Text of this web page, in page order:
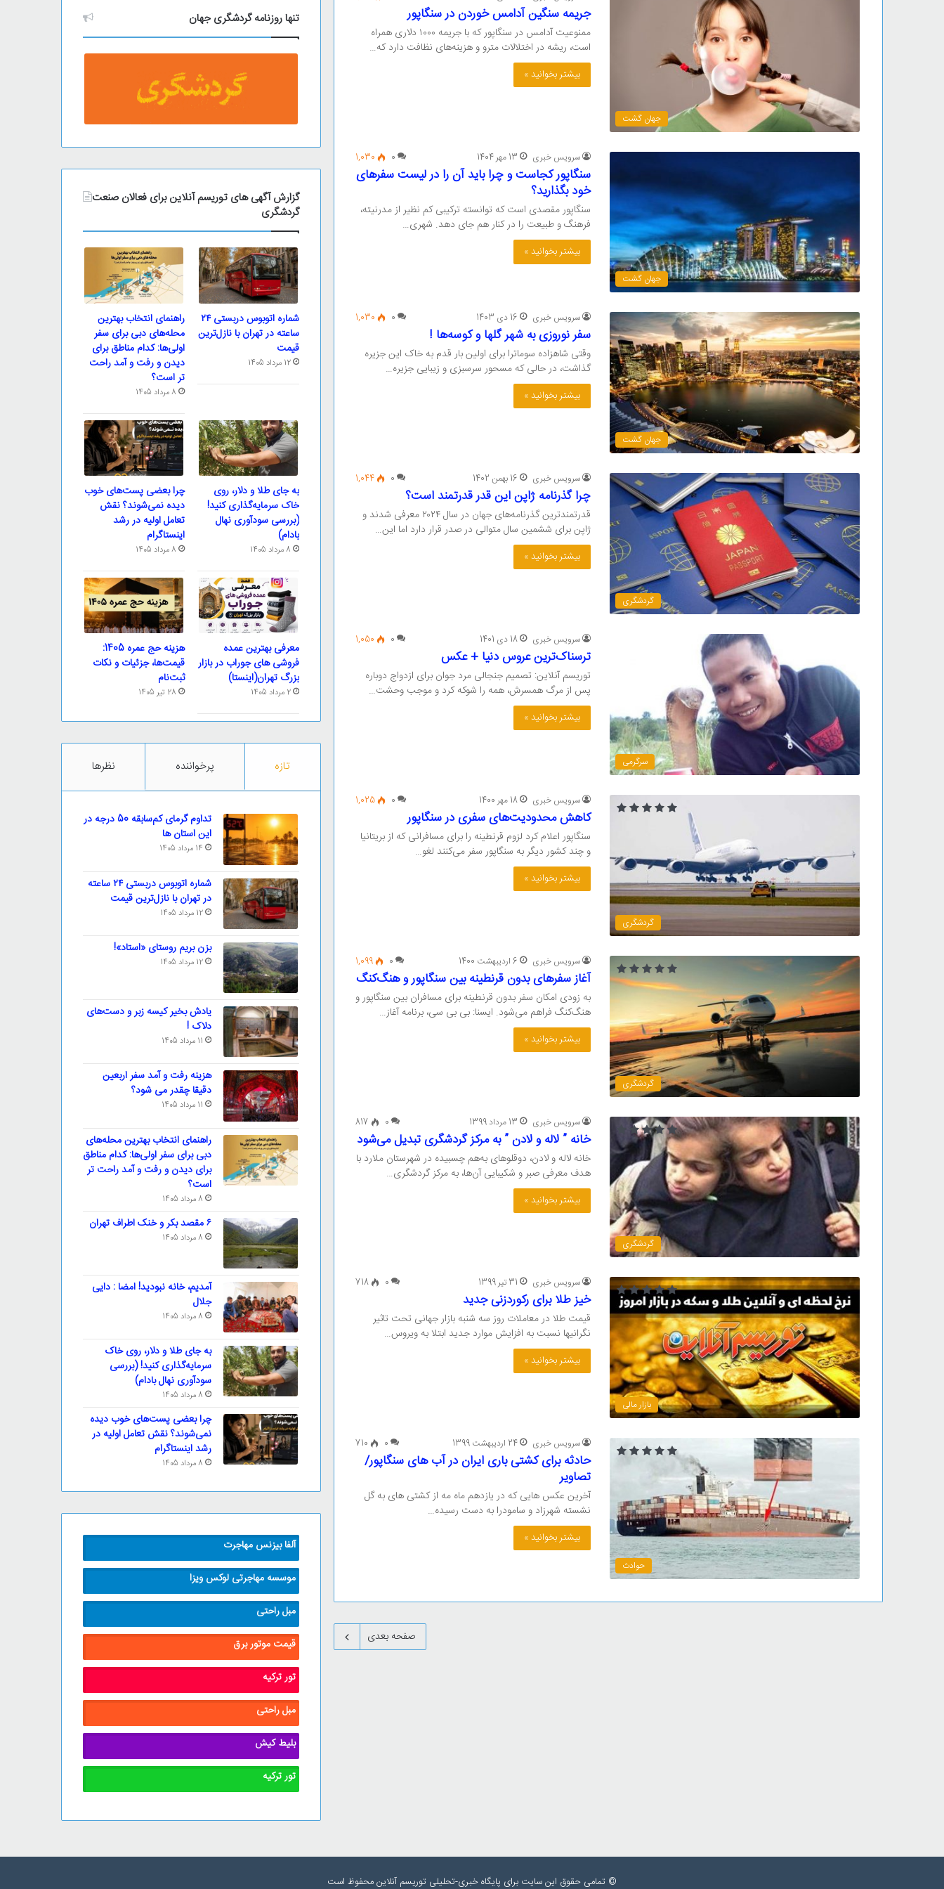
جهان گشت
جریمه سنگین آدامس خوردن در سنگاپور
ممنوعیت آدامس در سنگاپور که با جریمه ۱۰۰۰ دلاری همراه
است، ریشه در اختلالات مترو و هزینه‌های نظافت دارد که…
بیشتر بخوانید »
جهان گشت
سرویس خبری 13 مهر 1404 0
1,030
سنگاپور کجاست و چرا باید آن را در لیست سفرهای
خود بگذارید؟
سنگاپور مقصدی است که توانسته ترکیبی کم نظیر از مدرنیته،
فرهنگ و طبیعت را در کنار هم جای دهد. شهری…
بیشتر بخوانید »
جهان گشت
سرویس خبری 16 دی 1403 0
1,030
سفر نوروزی به شهر گلها و کوسه‌ها !
وقتی شاهزاده سوماترا برای اولین بار قدم به خاک این جزیره
گذاشت‌، در حالی که مسحور سرسبزی و زیبایی جزیره…
بیشتر بخوانید »
گردشگری
سرویس خبری 16 بهمن 1402 0
1,044
چرا گذرنامه ژاپن این قدر قدرتمند است؟
قدرتمندترین گذرنامه‌های جهان در سال ۲۰۲۴ معرفی شدند و
ژاپن برای ششمین سال متوالی در صدر قرار دارد اما این…
بیشتر بخوانید »
سرگرمی
سرویس خبری 18 دی 1401 0
1,050
ترسناک‌ترین عروس دنیا + عکس
توریسم آنلاین: تصمیم جنجالی مرد جوان برای ازدواج دوباره
پس از مرگ همسرش، همه را شوکه کرد و موجب وحشت…
بیشتر بخوانید »
گردشگری
سرویس خبری 18 مهر 1400 0
1,025
کاهش محدودیت‌های سفری در سنگاپور
سنگاپور اعلام کرد لزوم قرنطینه را برای مسافرانی که از بریتانیا
و چند کشور دیگر به سنگاپور سفر می‌کنند لغو…
بیشتر بخوانید »
گردشگری
سرویس خبری 6 اردیبهشت 1400 0
1,099
آغاز سفرهای بدون قرنطینه بین سنگاپور و هنگ‌کنگ
به زودی امکان سفر بدون قرنطینه برای مسافران بین سنگاپور و
هنگ‌کنگ فراهم می‌شود. ایسنا: بی بی سی، برنامه آغاز…
بیشتر بخوانید »
گردشگری
سرویس خبری 13 مرداد 1399 0
817
خانه ” لاله و لادن ” به مرکز گردشگری تبدیل می‌شود
خانه لاله و لادن، دوقلوهای به‌هم چسبیده در ‌شهرستان ملارد با
هدف معرفی صبر و شکیبایی آن‌ها، به مرکز گردشگری…
بیشتر بخوانید »
بازار مالی
سرویس خبری 31 تیر 1399 0
718
خیز طلا برای رکوردزنی جدید
قیمت طلا در معاملات روز سه شنبه بازار جهانی تحت تاثیر
نگرانیها نسبت به افزایش موارد جدید ابتلا به ویروس…
بیشتر بخوانید »
حوادث
سرویس خبری 24 اردیبهشت 1399 0
710
حادثه برای کشتی باری ایران در آب های سنگاپور/
تصاویر
آخرین عکس هایی که در یازدهم ماه مه از کشتی های به گل
نشسته شهرزاد و سامودرا به دست رسیده…
بیشتر بخوانید »
صفحه بعدی
تنها روزنامه گردشگری جهان
گزارش آگهی های توریسم آنلاین برای فعالان صنعت
گردشگری
شماره اتوبوس دربستی ۲۴
ساعته در تهران با نازل‌ترین
قیمت
12 مرداد 1405
راهنمای انتخاب بهترین
محله‌های دبی برای سفر
اولی‌ها: کدام مناطق برای
دیدن و رفت و آمد راحت
تر است؟
8 مرداد 1405
به جای طلا و دلار، روی
خاک سرمایه‌گذاری کنید!
(بررسی سودآوری نهال
بادام)
8 مرداد 1405
چرا بعضی پست‌های خوب
دیده نمی‌شوند؟ نقش
تعامل اولیه در رشد
اینستاگرام
8 مرداد 1405
معرفی بهترین عمده
فروشی های جوراب در بازار
بزرگ تهران(اینستا)
2 مرداد 1405
هزینه حج عمره 1405:
قیمت‌ها، جزئیات و نکات
ثبت‌نام
28 تیر 1405
تازه پرخواننده نظرها
تداوم گرمای کم‌سابقه 50 درجه در
این استان ها
14 مرداد 1405
شماره اتوبوس دربستی ۲۴ ساعته
در تهران با نازل‌ترین قیمت
12 مرداد 1405
بزن بریم روستای «استاد»!
12 مرداد 1405
یادش بخیر کیسه‌ زبر و دست‌های
دلاک !
11 مرداد 1405
هزینه رفت و آمد سفر اربعین
دقیقا چقدر می شود؟
11 مرداد 1405
راهنمای انتخاب بهترین محله‌های
دبی برای سفر اولی‌ها: کدام مناطق
برای دیدن و رفت و آمد راحت تر
است؟
8 مرداد 1405
۶ مقصد بکر و خنک اطراف تهران
8 مرداد 1405
آمدیم، خانه نبودید! امضا : دایی
جلال
8 مرداد 1405
به جای طلا و دلار، روی خاک
سرمایه‌گذاری کنید! (بررسی
سودآوری نهال بادام)
8 مرداد 1405
چرا بعضی پست‌های خوب دیده
نمی‌شوند؟ نقش تعامل اولیه در
رشد اینستاگرام
8 مرداد 1405
آلفا بیزنس مهاجرت
موسسه مهاجرتی لوکس ویزا
مبل راحتی
قیمت موتور برق
تور ترکیه
مبل راحتی
بلیط کیش
تور ترکیه
© تمامی حقوق این سایت برای پایگاه خبری-تحلیلی توریسم آنلاین محفوظ است